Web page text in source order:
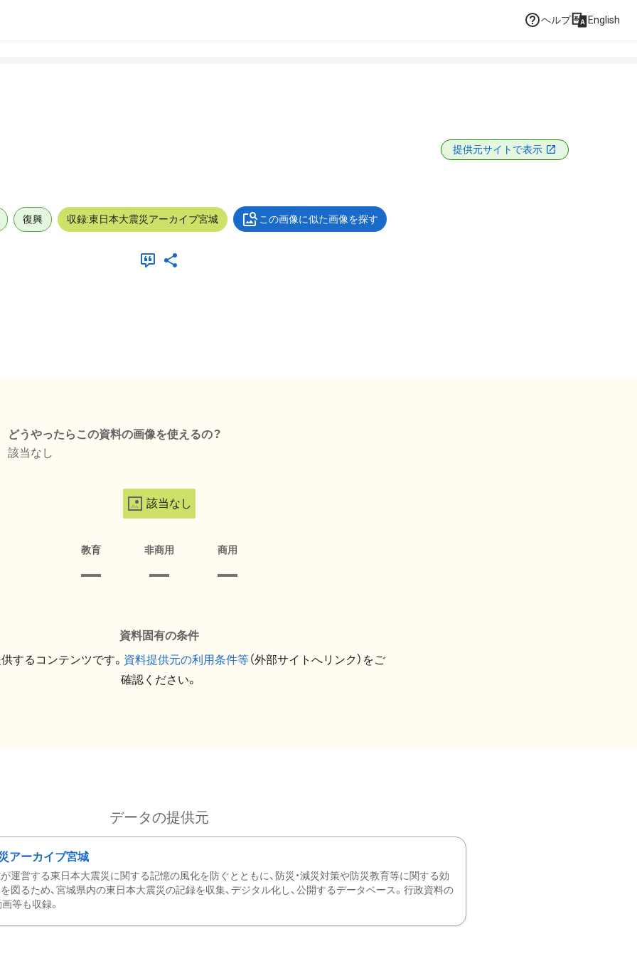
ヘルプ English
提供元サイトで表示
復興 収録:東日本大震災アーカイブ宮城 この画像に似た画像を探す
どうやったらこの資料の画像を使えるの？
該当なし
該当なし
教育 非商用 商用
資料固有の条件
するコンテンツです。 資料提供元の利用条件等（外部サイトへリンク）をご
確認ください。
データの提供元
アーカイブ宮城
運営する東日本大震災に関する記憶の風化を防ぐとともに、防災・減災対策や防災教育等に関する効
図るため、宮城県内の東日本大震災の記録を収集、デジタル化し、公開するデータベース。行政資料の
等も収録。